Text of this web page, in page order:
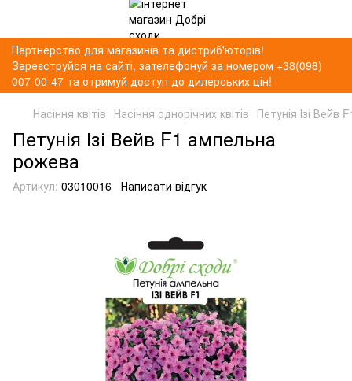
Партнерство для магазинів та дистриб'юторів!
Зареєструйся на сайті, зателефонуй за номером +38(098)
007-00-47 та отримуй доступ до дилерських цін!
Насіння квітів Насіння однорічних квітів Петунія Ізі
Петунія Ізі Вейв F1 ампельна
рожева
Артикул: 03010016 Написати відгук